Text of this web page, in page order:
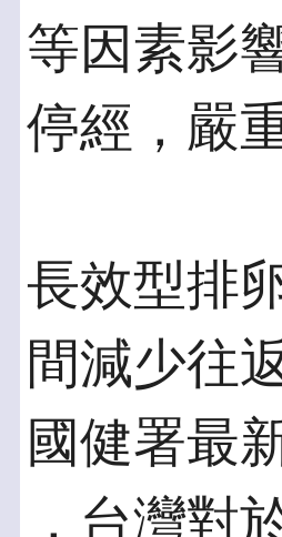
等因素影
停經，嚴
長效型排
間減少往
國健署最
，台灣對